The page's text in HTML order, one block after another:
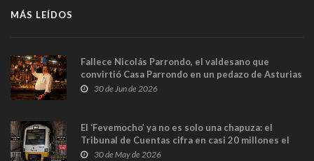
MÁS LEÍDOS
Fallece Nicolás Parrondo, el valdesano que
convirtió Casa Parrondo en un pedazo de Asturias
en Madrid
30 de Jun de 2026
El ‘Fevemocho’ ya no es solo una chapuza: el
Tribunal de Cuentas cifra en casi 20 millones el
sobrecoste de los trenes que no cabían por los
30 de May de 2026